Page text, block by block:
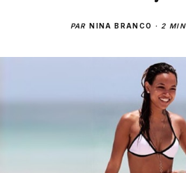
PARNINA BRANCO · 2